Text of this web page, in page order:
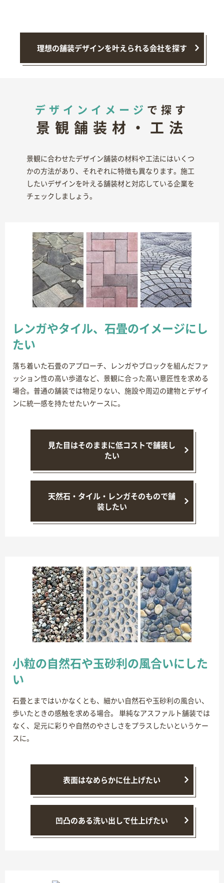
理想の舗装デザインを叶えられる会社を探す
デザインイメージ で探す
景観舗装材・工法
景観に合わせたデザイン舗装の材料や工法にはいくつ
かの方法があり、それぞれに特徴も異なります。施工
したいデザインを叶える舗装材と対応している企業を
チェックしましょう。
レンガやタイル、石畳のイメージにし
たい
落ち着いた石畳のアプローチ、レンガやブロックを組んだファ
ッション性の高い歩道など、景観に合った高い意匠性を求める
場合。普通の舗装では物足りない、施設や周辺の建物とデザイ
ンに統一感を持たせたいケースに。
見た目はそのままに低コストで舗装し
たい
天然石・タイル・レンガそのもので舗
装したい
小粒の自然石や玉砂利の風合いにした
い
石畳とまではいかなくとも、細かい自然石や玉砂利の風合い、
歩いたときの感触を求める場合。 単純なアスファルト舗装では
なく、足元に彩りや自然のやさしさをプラスしたいというケー
スに。
表面はなめらかに仕上げたい
凹凸のある洗い出しで仕上げたい